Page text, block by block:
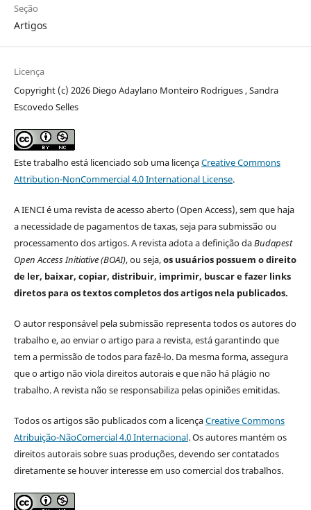
Seção
Artigos
Licença
Copyright (c) 2026 Diego Adaylano Monteiro Rodrigues , Sandra
Escovedo Selles
Este trabalho está licenciado sob uma licençaCreative Commons
Attribution-NonCommercial 4.0 International License.
A IENCI é uma revista de acesso aberto (Open Access), sem que haja
a necessidade de pagamentos de taxas, seja para submissão ou
processamento dos artigos. A revista adota a definição daBudapest
Open Access Initiative (BOAI), ou seja,os usuários possuem o direito
de ler, baixar, copiar, distribuir, imprimir, buscar e fazer links
diretos para os textos completos dos artigos nela publicados.
O autor responsável pela submissão representa todos os autores do
trabalho e, ao enviar o artigo para a revista, está garantindo que
tem a permissão de todos para fazê-lo. Da mesma forma, assegura
que o artigo não viola direitos autorais e que não há plágio no
trabalho. A revista não se responsabiliza pelas opiniões emitidas.
Todos os artigos são publicados com a licençaCreative Commons
Atribuição-NãoComercial 4.0 Internacional. Os autores mantém os
direitos autorais sobre suas produções, devendo ser contatados
diretamente se houver interesse em uso comercial dos trabalhos.